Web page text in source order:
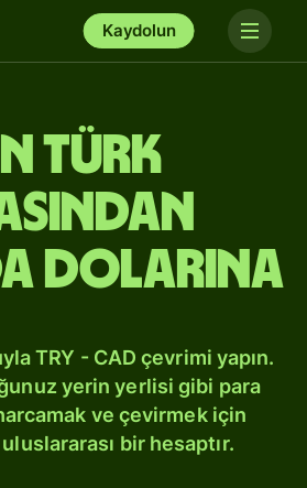
Kaydolun
Türk
dolarına
TRY - CAD çevrimi yapın.
yerin yerlisi gibi para
ve çevirmek için
bir hesaptır.